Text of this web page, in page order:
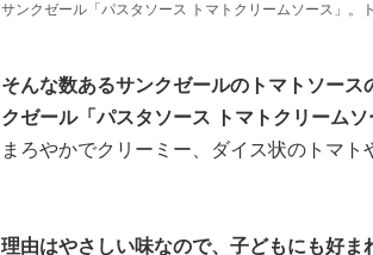
サンクゼール「パスタソース トマトクリームソース」。
そんな数あるサンクゼールのトマトソー
クゼール「パスタソース トマトクリームソ
まろやかでクリーミー、ダイス状のトマ
理由はやさしい味なので、子どもにも好